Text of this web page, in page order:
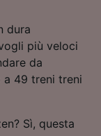
dura
più veloci
da
a 49 treni treni
Sì, questa
precisi.
del
e/o
sul